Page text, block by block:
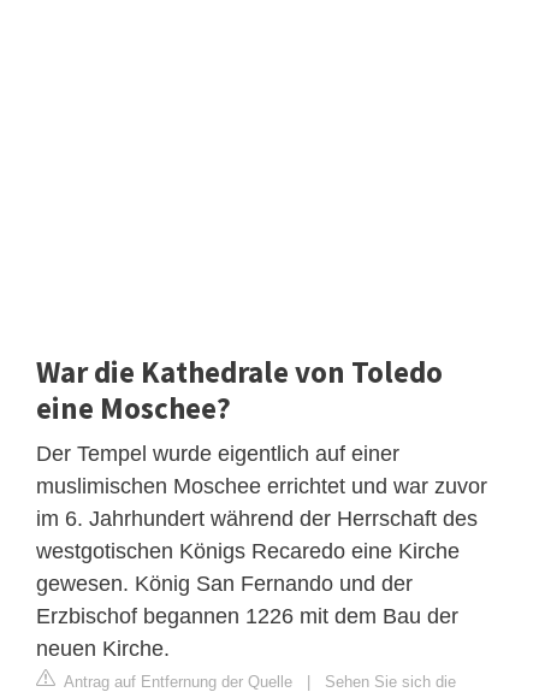
War die Kathedrale von Toledo
eine Moschee?
Der Tempel wurde eigentlich auf einer
muslimischen Moschee errichtet und war zuvor
im 6. Jahrhundert während der Herrschaft des
westgotischen Königs Recaredo eine Kirche
gewesen. König San Fernando und der
Erzbischof begannen 1226 mit dem Bau der
neuen Kirche.
Antrag auf Entfernung der Quelle | Sehen Sie sich die